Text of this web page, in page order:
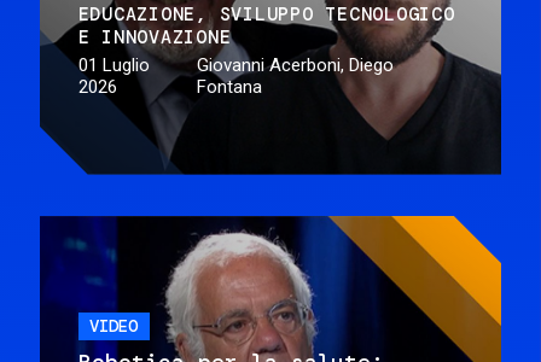
EDUCAZIONE
SVILUPPO TECNOLOGICO
E INNOVAZIONE
01 Luglio
2026
Giovanni Acerboni, Diego
Fontana
VIDEO